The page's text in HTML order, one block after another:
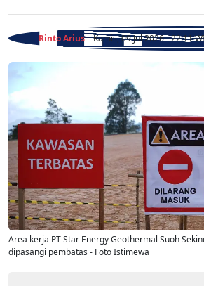
Rinto Arius - Kamis, 09 Jul 2026 - 22:11
Area kerja PT Star Energy Geothermal Suoh
dipasangi pembatas - Foto Istimewa